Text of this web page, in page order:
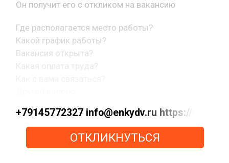
Он получит его с откликом на вакансию
Где располагается место работы?
Какой график работы?
Вакансия открыта?
Какая оплата труда?
+79145772327 info@enkydv.ru https://
ОТКЛИКНУТЬСЯ